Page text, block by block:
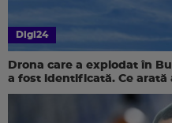
Digi24
Drona care a explodat în
a fost identificată. Ce arată